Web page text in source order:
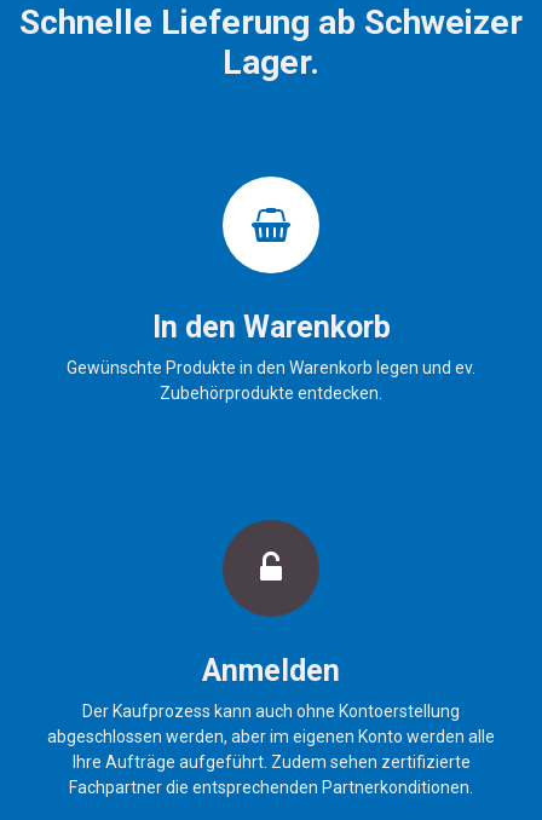
Schnelle Lieferung ab Schweizer
Lager.
In den Warenkorb
Gewünschte Produkte in den Warenkorb legen und ev.
Zubehörprodukte entdecken.
Anmelden
Der Kaufprozess kann auch ohne Kontoerstellung
abgeschlossen werden, aber im eigenen Konto werden alle
Ihre Aufträge aufgeführt. Zudem sehen zertifizierte
Fachpartner die entsprechenden Partnerkonditionen.